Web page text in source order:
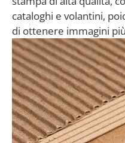
cataloghi e volantini,
di ottenere immagini